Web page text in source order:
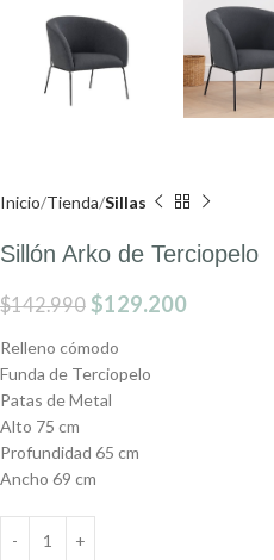
Inicio Tienda Sillas
Sillón Arko de Terciopelo
$142.990 $129.200
Relleno cómodo
Funda de Terciopelo
Patas de Metal
Alto 75 cm
Profundidad 65 cm
Ancho 69 cm